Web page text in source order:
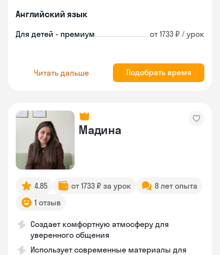
Английский язык
Для детей - премиум от 1733 ₽ / урок
Читать дальше Подобрать время
Мадина
4.85 от 1733 ₽ за урок
8 лет опыта
1 отзыв
Создает комфортную атмосферу для
уверенного общения
Использует современные материалы для